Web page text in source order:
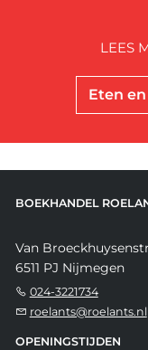
Eten
LEES
BOEKHANDEL
Van
6511 PJ Nijmegen
024-3221734
roelants@roelants.nl
OPENINGSTIJDEN